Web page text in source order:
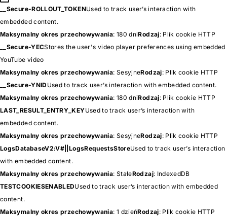
__Secure-ROLLOUT_TOKENUsed to track user’s interaction with
embedded content.
Maksymalny okres przechowywania: 180 dniRodzaj: Plik cookie HTTP
__Secure-YECStores the user's video player preferences using embedded
YouTube video
Maksymalny okres przechowywania: SesyjneRodzaj: Plik cookie HTTP
__Secure-YNID Used to track user’s interaction with embedded content.
Maksymalny okres przechowywania: 180 dniRodzaj: Plik cookie HTTP
LAST_RESULT_ENTRY_KEYUsed to track user’s interaction with
embedded content.
Maksymalny okres przechowywania: SesyjneRodzaj: Plik cookie HTTP
LogsDatabaseV2:V#||LogsRequestsStoreUsed to track user’s interaction
with embedded content.
Maksymalny okres przechowywania: StałeRodzaj: IndexedDB
TESTCOOKIESENABLEDUsed to track user’s interaction with embedded
content.
Maksymalny okres przechowywania: 1 dzieńRodzaj: Plik cookie HTTP